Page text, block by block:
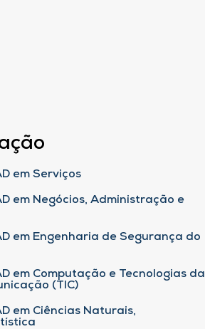
em Serviços
em Negócios, Administração e
em Engenharia de Segurança do
em Computação e Tecnologias da
(TIC)
em Ciências Naturais,